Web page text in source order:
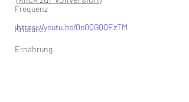
Frequenz
Kristalle
Ernährung
https://youtu.be/0o0QGQQEzTM